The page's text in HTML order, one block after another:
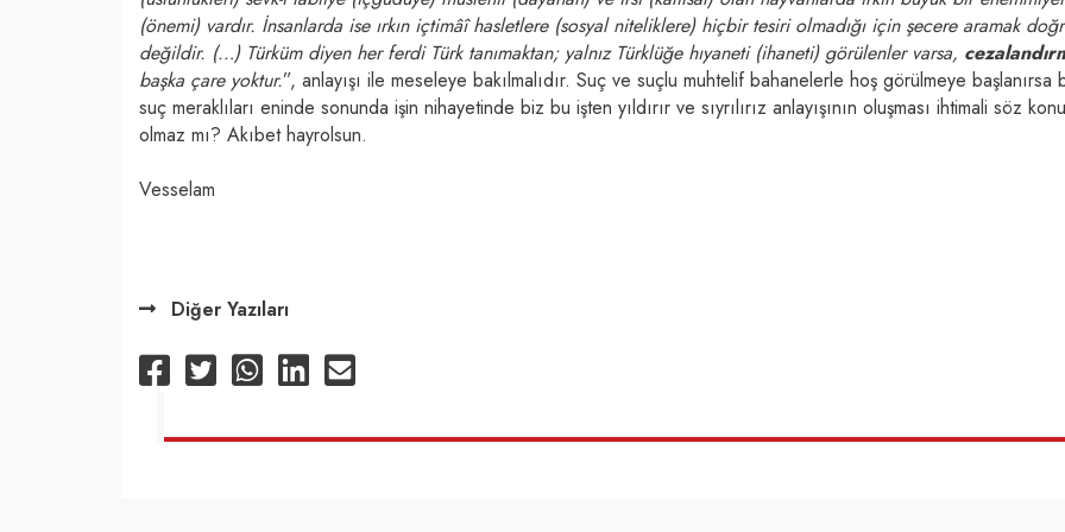
(önemi) vardır. İnsanlarda ise ırkın içtimâî hasletlere (sosyal niteliklere) hiçbir tesiri olmadığı için şecere aramak
değildir. (…) Türküm diyen her ferdi Türk tanımaktan; yalnız Türklüğe hıyaneti (ihaneti) görülenler varsa,
başka çare yoktur.”, anlayışı ile meseleye bakılmalıdır. Suç ve suçlu muhtelif bahanelerle hoş görülmeye başlanırsa
suç meraklıları eninde sonunda işin nihayetinde biz bu işten yıldırır ve sıyrılırız anlayışının oluşması ihtimali söz
olmaz mı? Akıbet hayrolsun.
Vesselam
Diğer Yazıları